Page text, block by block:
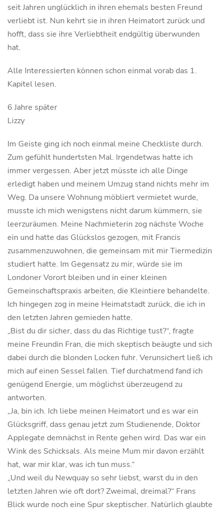
seit Jahren unglücklich in ihren ehemals besten Freund
verliebt ist. Nun kehrt sie in ihren Heimatort zurück und
hofft, dass sie ihre Verliebtheit endgültig überwunden
hat.
Alle Interessierten können schon einmal vorab das 1.
Kapitel lesen.
6 Jahre später
Lizzy
Im Geiste ging ich noch einmal meine Checkliste durch.
Zum gefühlt hundertsten Mal. Irgendetwas hatte ich
immer vergessen. Aber jetzt müsste ich alle Dinge
erledigt haben und meinem Umzug stand nichts mehr im
Weg. Da unsere Wohnung möbliert vermietet wurde,
musste ich mich wenigstens nicht darum kümmern, sie
leerzuräumen. Meine Nachmieterin zog nächste Woche
ein und hatte das Glückslos gezogen, mit Francis
zusammenzuwohnen, die gemeinsam mit mir Tiermedizin
studiert hatte. Im Gegensatz zu mir, würde sie im
Londoner Vorort bleiben und in einer kleinen
Gemeinschaftspraxis arbeiten, die Kleintiere behandelte.
Ich hingegen zog in meine Heimatstadt zurück, die ich in
den letzten Jahren gemieden hatte.
„Bist du dir sicher, dass du das Richtige tust?“, fragte
meine Freundin Fran, die mich skeptisch beäugte und sich
dabei durch die blonden Locken fuhr. Verunsichert ließ ich
mich auf einen Sessel fallen. Tief durchatmend fand ich
genügend Energie, um möglichst überzeugend zu
antworten.
„Ja, bin ich. Ich liebe meinen Heimatort und es war ein
Glücksgriff, dass genau jetzt zum Studienende, Doktor
Applegate demnächst in Rente gehen wird. Das war ein
Wink des Schicksals. Als meine Mum mir davon erzählt
hat, war mir klar, was ich tun muss.“
„Und weil du Newquay so sehr liebst, warst du in den
letzten Jahren wie oft dort? Zweimal, dreimal?“ Frans
Blick wurde noch eine Spur skeptischer. Natürlich glaubte